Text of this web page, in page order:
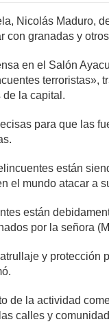
Nicolás Maduro,
con granadas y
en el Salón
terroristas»,
la capital.
para que las
están
el mundo atacar a
están
por la señora
y protección
de la actividad
calles y